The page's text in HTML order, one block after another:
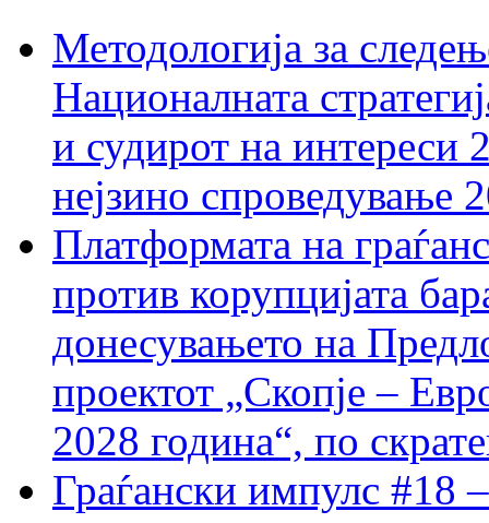
Методологија за
Националната
и судирот на интереси
нејзино спроведување
Платформата на
против корупцијата
донесувањето на
проектот „Скопје –
2028 година“, по
Граѓански импулс #18